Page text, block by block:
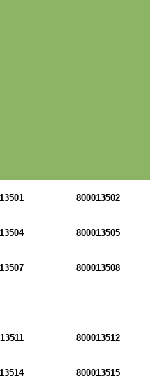
800013502
800013505
800013508
800013512
800013515